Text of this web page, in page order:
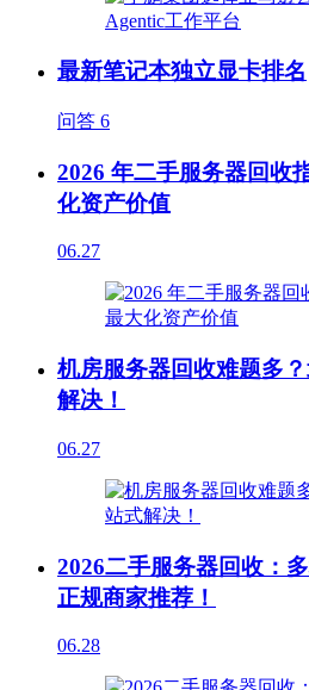
最新笔记本独立显卡排名
问答 6
2026 年二手服务器回收
化资产价值
06.27
机房服务器回收难题多
解决！
06.27
2026二手服务器回收：
正规商家推荐！
06.28